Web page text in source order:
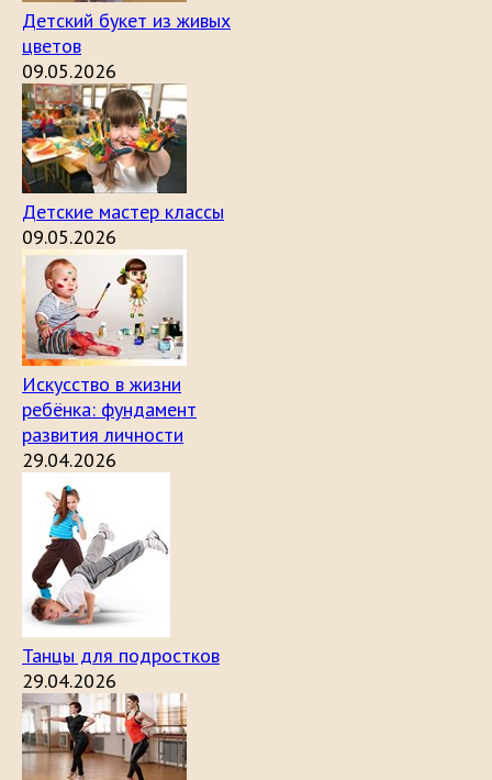
Детский букет из живых
цветов
09.05.2026
Детские мастер классы
09.05.2026
Искусство в жизни
ребёнка: фундамент
развития личности
29.04.2026
Танцы для подростков
29.04.2026